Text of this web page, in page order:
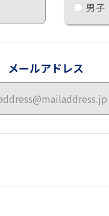
男子
メールアドレス